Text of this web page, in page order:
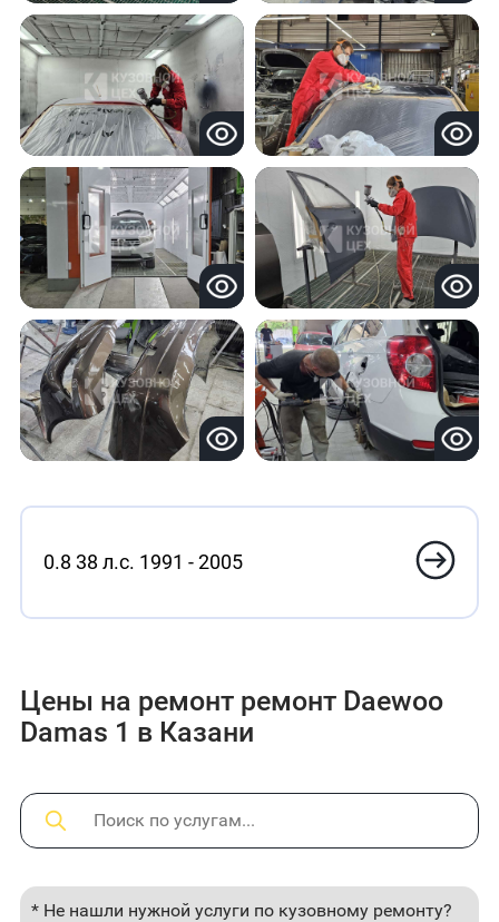
0.8 38 л.с. 1991 - 2005
Цены на ремонт ремонт Daewoo
Damas 1 в Казани
* Не нашли нужной услуги по кузовному ремонту?